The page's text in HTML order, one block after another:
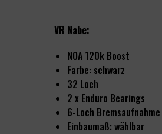
VR Nabe:
NOA 120k Boost
Farbe: schwarz
32 Loch
2 x Enduro Bearings
6-Loch Bremsaufnahme
Einbaumaß: wählbar